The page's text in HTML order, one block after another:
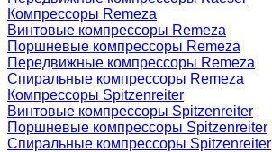
Компрессоры Remeza
Винтовые компрессоры Remeza
Поршневые компрессоры Remeza
Передвижные компрессоры Remeza
Спиральные компрессоры Remeza
Компрессоры Spitzenreiter
Винтовые компрессоры Spitzenreiter
Поршневые компрессоры Spitzenreiter
Спиральные компрессоры Spitzenreiter